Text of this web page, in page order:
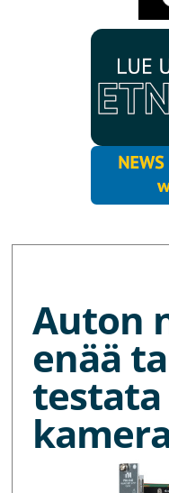
Auton
enää
testata